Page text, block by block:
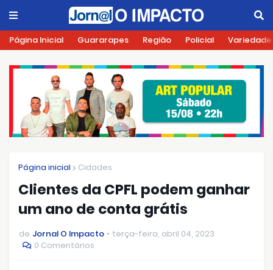
Página Inicial Guararapes Região Policial
Página inicial Cidades
Clientes da CPFL podem ganhar
um ano de conta grátis
de Jornal O Impacto
terça-feira, abril 04, 2023
0 Comentários